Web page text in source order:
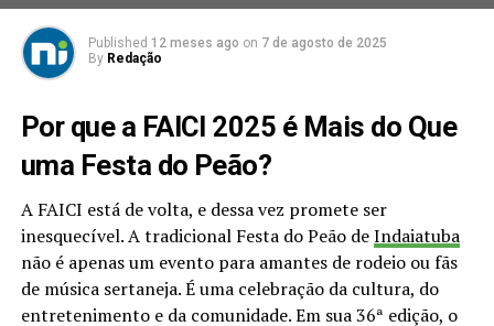
Published 12 meses ago on 7 de agosto de 2025
By Redação
Por que a FAICI 2025 é Mais do Que
uma Festa do Peão?
A FAICI está de volta, e dessa vez promete ser
inesquecível. A tradicional Festa do Peão deIndaiatuba
não é apenas um evento para amantes de rodeio ou fãs
de música sertaneja. É uma celebração da cultura, do
entretenimento e da comunidade. Em sua 36ª edição, o